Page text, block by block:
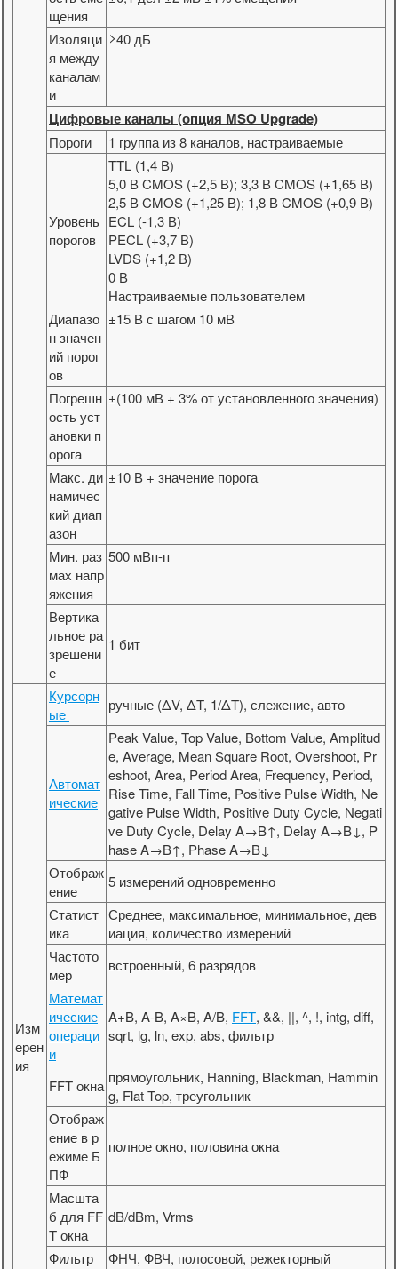
щения
Изоляци
я между
каналам
и
≥40 дБ
Цифровые каналы (опция MSO Upgrade)
Пороги 1 группа из 8 каналов, настраиваемые
Уровень
порогов
TTL (1,4 В)
5,0 В CMOS (+2,5 В); 3,3 В CMOS (+1,65 В)
2,5 В CMOS (+1,25 В); 1,8 В CMOS (+0,9 В)
ECL (-1,3 В)
PECL (+3,7 В)
LVDS (+1,2 В)
0 В
Настраиваемые пользователем
Диапазо
н значен
ий порог
ов
±15 В с шагом 10 мВ
Погрешн
ость уст
ановки п
орога
±(100 мВ + 3% от установленного значения)
Макс. ди
намичес
кий диап
азон
±10 В + значение порога
Мин. раз
мах напр
яжения
500 мВп-п
Вертика
льное ра
зрешени
е
1 бит
Изм
ерен
ия
Курсорн
ые
ручные (ΔV, ΔT, 1/ΔT), слежение, авто
Автомат
ические
Peak Value, Top Value, Bottom Value, Amplitud
e, Average, Mean Square Root, Overshoot, Pr
eshoot, Area, Period Area, Frequency, Period,
Rise Time, Fall Time, Positive Pulse Width, Ne
gative Pulse Width, Positive Duty Cycle, Negati
ve Duty Cycle, Delay A→B↑, Delay A→B↓, P
hase A→B↑, Phase A→B↓
Отображ
ение
5 измерений одновременно
Статист
ика
Среднее, максимальное, минимальное, дев
иация, количество измерений
Частото
мер
встроенный, 6 разрядов
Математ
ические
операци
и
A+B, A-B, A×B, A/B, FFT, &&, ||, ^, !, intg, diff,
sqrt, lg, ln, exp, abs, фильтр
FFT окна прямоугольник, Hanning, Blackman, Hammin
g, Flat Top, треугольник
Отображ
ение в р
ежиме Б
ПФ
полное окно, половина окна
Масшта
б для FF
T окна
dB/dBm, Vrms
Фильтр
ФНЧ, ФВЧ, полосовой, режекторный